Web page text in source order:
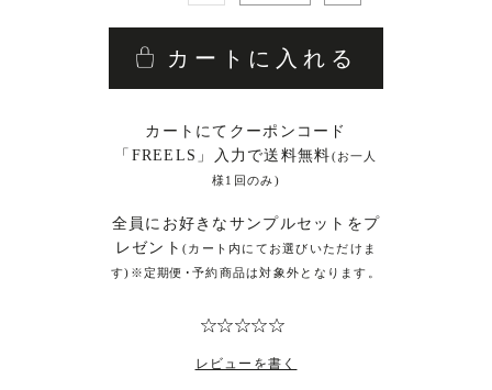
カートに入れる
カートにてクーポンコード
「FREELS」入力で送料無料(お一人
様1回のみ)
全員にお好きなサンプルセットをプ
レゼント (カート内にてお選びいただけま
す)※定期便･予約商品は対象外となります。
レビューを書く